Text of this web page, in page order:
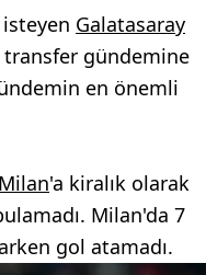
Galatasaray
transfer gündemine
en önemli
Milan'a kiralık olarak
Milan'da 7
gol atamadı.